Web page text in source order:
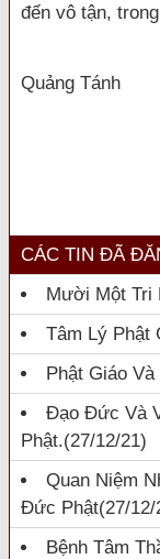
đến vô tận,
Quảng Tánh
CÁC TIN ĐÃ
Mười Một Tri
Tâm Lý Phật
Phật Giáo
Đạo Đức Và
Phật.(27/12/21)
Quan Niệm
Đức Phật(27/12/
Bệnh Tâm